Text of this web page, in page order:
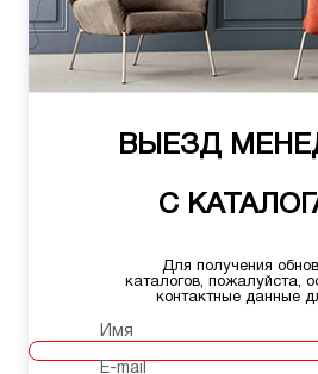
ВЫЕЗД
С
Для получения
каталогов, пожалуйста,
контактные данные
Имя
E-mail